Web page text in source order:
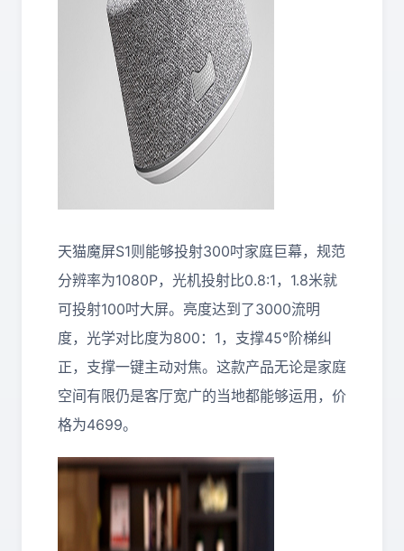
天猫魔屏S1则能够投射300吋家庭巨幕，规范
分辨率为1080P，光机投射比0.8:1，1.8米就
可投射100吋大屏。亮度达到了3000流明
度，光学对比度为800：1，支撑45°阶梯纠
正，支撑一键主动对焦。这款产品无论是家庭
空间有限仍是客厅宽广的当地都能够运用，价
格为4699。